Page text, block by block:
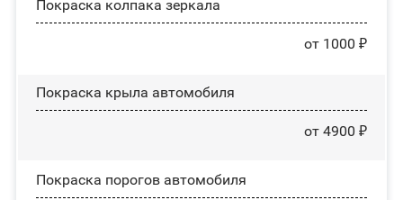
Покраска колпака зеркала
от 1000 ₽
Покраска крыла автомобиля
от 4900 ₽
Покраска порогов автомобиля